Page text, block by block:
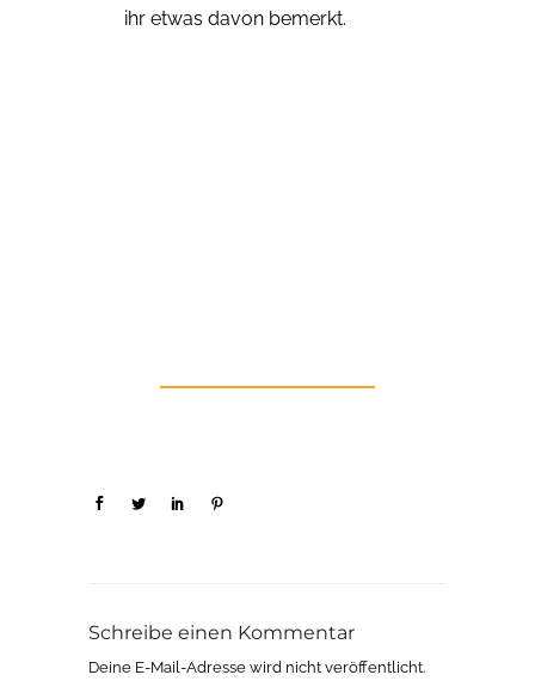
ihr etwas davon bemerkt.
Schreibe einen Kommentar
Deine E-Mail-Adresse wird nicht veröffentlicht.